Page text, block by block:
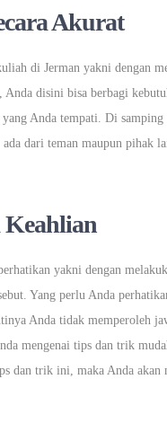
Akurat
di Jerman yakni dengan
Anda disini bisa berbagi
Anda tempati. Di
dari teman maupun pihak
Keahlian
yakni dengan
Yang perlu Anda
Anda tidak memperoleh
mengenai tips dan trik
dan trik ini, maka Anda